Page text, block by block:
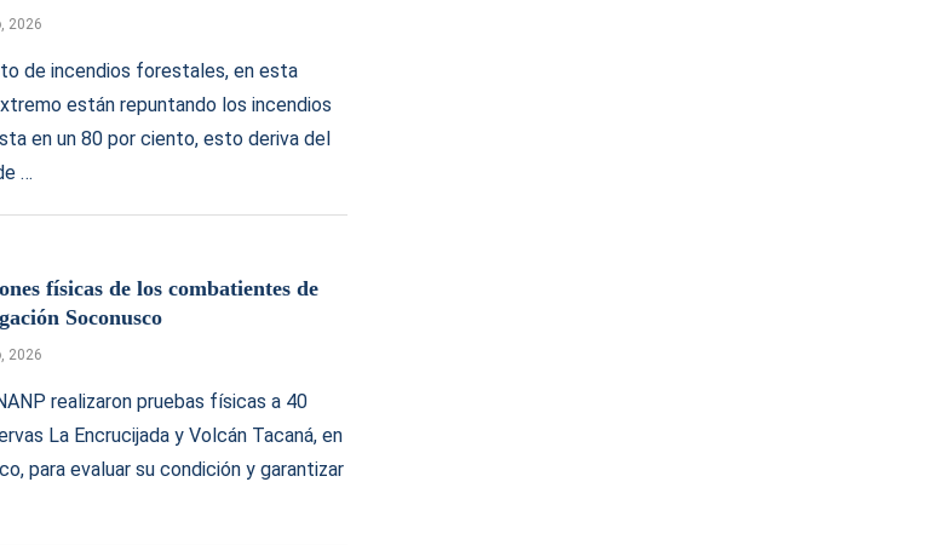
2026
de incendios forestales, en esta
están repuntando los incendios
en un 80 por ciento, esto deriva del
…
físicas de los combatientes de
Soconusco
2026
realizaron pruebas físicas a 40
La Encrucijada y Volcán Tacaná, en
para evaluar su condición y garantizar